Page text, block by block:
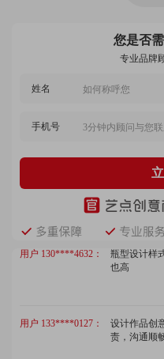
您是否
专业品牌
姓名
手机号
设计师的建
式，赞，已
到的服务品
很不错，瓶
用户 130****4632：
瓶型设计样
也高
用户 133****0127：
设计作品创
责，沟通顺